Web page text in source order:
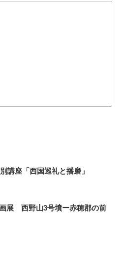
講座「西国巡礼と播磨」
展 西野山3号墳ー赤穂郡の前